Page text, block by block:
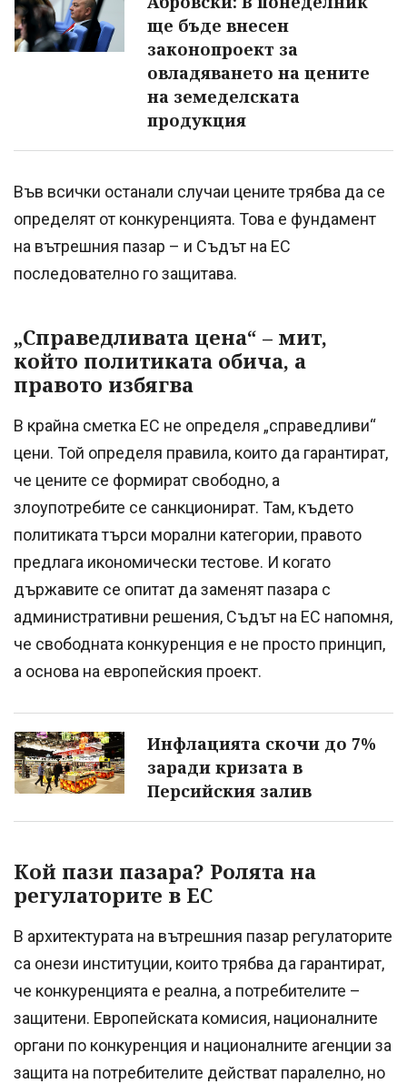
ще бъде внесен
законопроект за
овладяването на цените
на земеделската
продукция
Във всички останали случаи цените трябва да се
определят от конкуренцията. Това е фундамент
на вътрешния пазар – и Съдът на ЕС
последователно го защитава.
„Справедливата цена“ – мит,
който политиката обича, а
правото избягва
В крайна сметка ЕС не определя „справедливи“
цени. Той определя правила, които да гарантират,
че цените се формират свободно, а
злоупотребите се санкционират. Там, където
политиката търси морални категории, правото
предлага икономически тестове. И когато
държавите се опитат да заменят пазара с
административни решения, Съдът на ЕС напомня,
че свободната конкуренция е не просто принцип,
а основа на европейския проект.
Инфлацията скочи до 7%
заради кризата в
Персийския залив
Кой пази пазара? Ролята на
регулаторите в ЕС
В архитектурата на вътрешния пазар регулаторите
са онези институции, които трябва да гарантират,
че конкуренцията е реална, а потребителите –
защитени. Европейската комисия, националните
органи по конкуренция и националните агенции за
защита на потребителите действат паралелно, но